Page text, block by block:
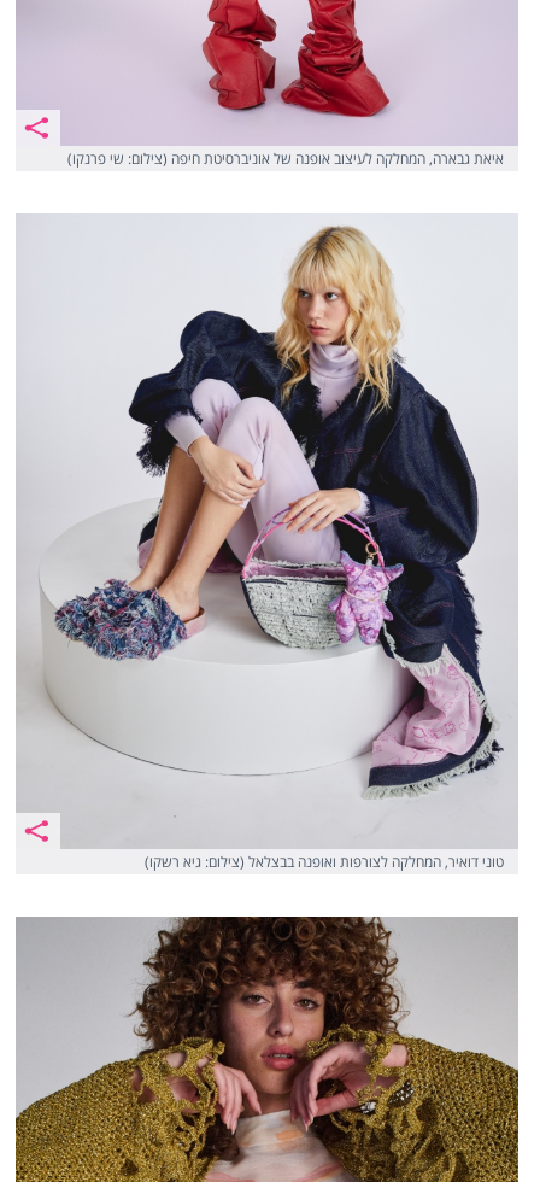
איאת גבארה, המחלקה לעיצוב אופנה של אוניברסיטת חיפה (צילום: שי פרנקו)
טוני דואיר, המחלקה לצורפות ואופנה בבצלאל (צילום: גיא רשקו)